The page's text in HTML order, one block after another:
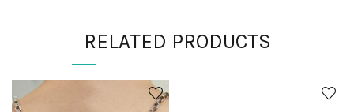
RELATED PRODUCTS